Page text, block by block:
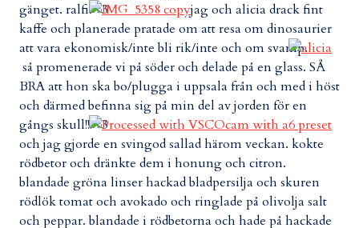
gänget. ralfi. <3
jag och alicia drack fint
kaffe och planerade pratade om att resa om dinosaurier
att vara ekonomisk/inte bli rik/inte och om svamp.
så promenerade vi på söder och delade på en glass. SÅ
BRA att hon ska bo/plugga i uppsala från och med i höst
och därmed befinna sig på min del av jorden för en
gångs skull!!! <3
och jag gjorde en svingod sallad härom veckan. kokte
rödbetor och dränkte dem i honung och citron.
blandade gröna linser hackad bladpersilja och skuren
rödlök tomat och avokado och ringlade på olivolja salt
och peppar. blandade i rödbetorna och hade på hackade